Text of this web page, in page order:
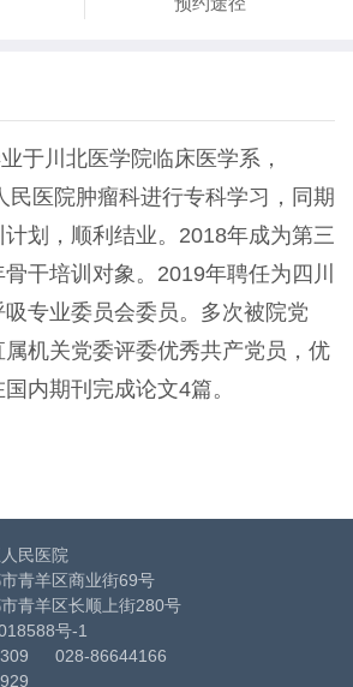
于川北医学院临床医学系，
民医院肿瘤科进行专科学习，同期
划，顺利结业。2018年成为第三
干培训对象。2019年聘任为四川
专业委员会委员。多次被院党
机关党委评委优秀共产党员，优
内期刊完成论文4篇。
民医院
青羊区商业街69号
区长顺上街280号
号-1
028-86644166